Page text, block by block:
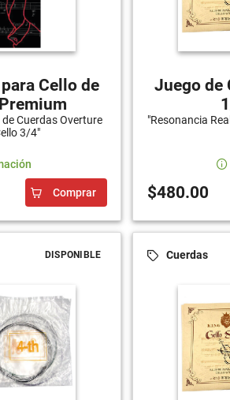
Cello de
Cuerdas Overture
3/4"
Comprar
Juego de
"Resonancia
$480.00
DISPONIBLE Cuerdas